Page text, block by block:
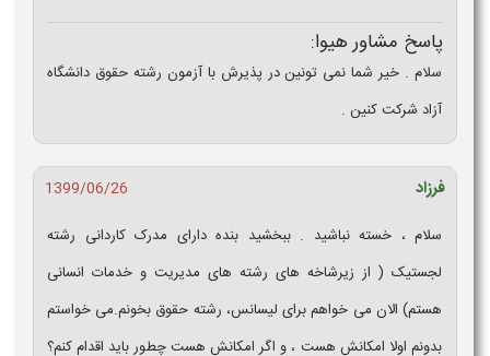
پاسخ مشاور هیوا:
سلام . خیر شما نمی تونین در پذیرش با آزمون رشته حقوق دانشگاه
آزاد شرکت کنین .
فرزاد
1399/06/26
سلام ، خسته نباشید . ببخشید بنده دارای مدرک کاردانی رشته
لجستیک ( از زیرشاخه های رشته های مدیریت و خدمات انسانی
هستم) الان می خواهم برای لیسانس، رشته حقوق بخونم.می خواستم
بدونم اولا امکانش هست ، و اگر امکانش هست چطور باید اقدام کنم؟